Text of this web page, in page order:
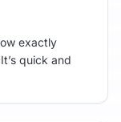
exactly
quick and